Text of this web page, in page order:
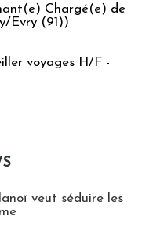
Chargé(e) de
Evry (91))
voyages H/F -
veut séduire les